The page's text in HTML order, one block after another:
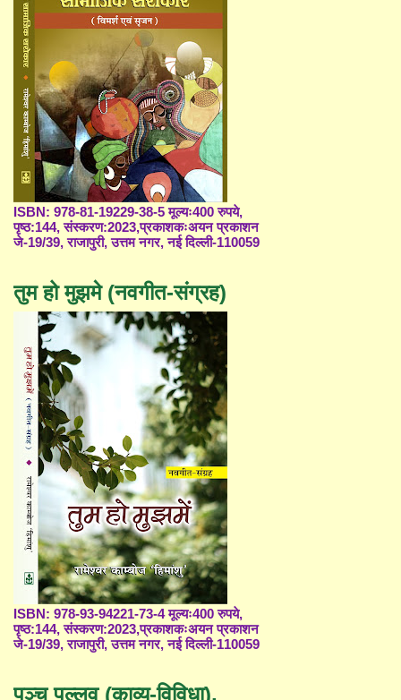
ISBN: 978-81-19229-38-5 मूल्यः400 रुपये,
पृष्ठ:144, संस्करण:2023,प्रकाशकःअयन प्रकाशन
जे-19/39, राजापुरी, उत्तम नगर, नई दिल्ली-110059
तुम हो मुझमे (नवगीत-संग्रह)
ISBN: 978-93-94221-73-4 मूल्यः400 रुपये,
पृष्ठ:144, संस्करण:2023,प्रकाशकःअयन प्रकाशन
जे-19/39, राजापुरी, उत्तम नगर, नई दिल्ली-110059
पञ्च पल्लव (काव्य-विविधा),